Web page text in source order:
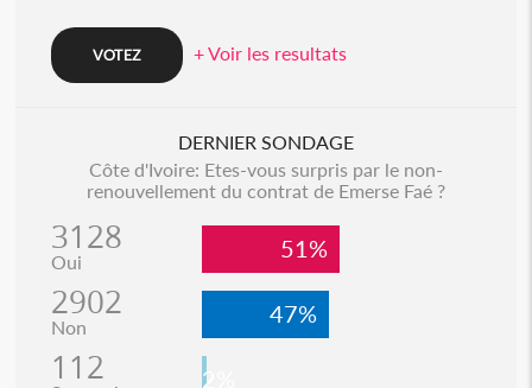
+ Voir les resultats
DERNIER SONDAGE
Côte d'Ivoire: Etes-vous surpris par le non-
renouvellement du contrat de Emerse Faé ?
3128
Oui 51%
2902
Non 47%
112 2%